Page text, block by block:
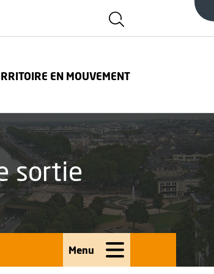
Afficher la zone
EN MOUVEMENT
sortie
Menu
Ouvrir le menu